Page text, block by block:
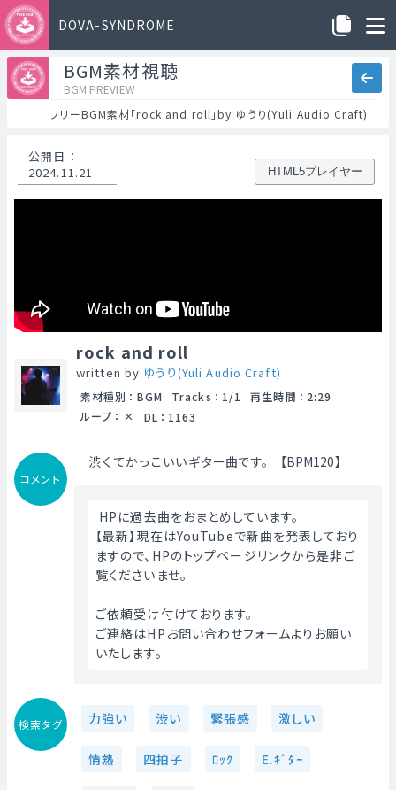
DOVA-SYNDROME
BGM素材視聴
BGM PREVIEW
フリーBGM素材「rock and roll」by ゆうり(Yuli Audio Craft)
公開日 ：
2024.11.21
HTML5プレイヤー
rock and roll
written by ゆうり(Yuli Audio Craft)
素材種別 ： BGM Tracks ： 1/1 再生時間 ： 2:29
ループ ： DL ： 1163
コメント
渋くてかっこいいギター曲です。【BPM120】
HPに過去曲をおまとめしています。
【最新】現在はYouTubeで新曲を発表しており
ますので、HPのトップページリンクから是非ご
覧くださいませ。
ご依頼受け付けております。
ご連絡はHPお問い合わせフォームよりお願い
いたします。
検索タグ 力強い 渋い 緊張感 激しい
情熱 四拍子 ﾛｯｸ E.ｷﾞﾀｰ